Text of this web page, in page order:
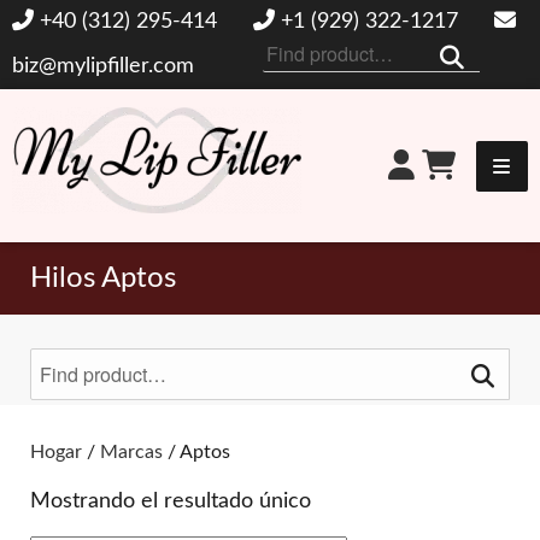
+40 (312) 295-414 +1 (929) 322-1217
biz@mylipfiller.com
Buscar
por:
Mi relleno de labios
Hilos Aptos
Hogar / Marcas / Aptos
Mostrando el resultado único
Buscar
por:
Alternar filtros
MARCAS